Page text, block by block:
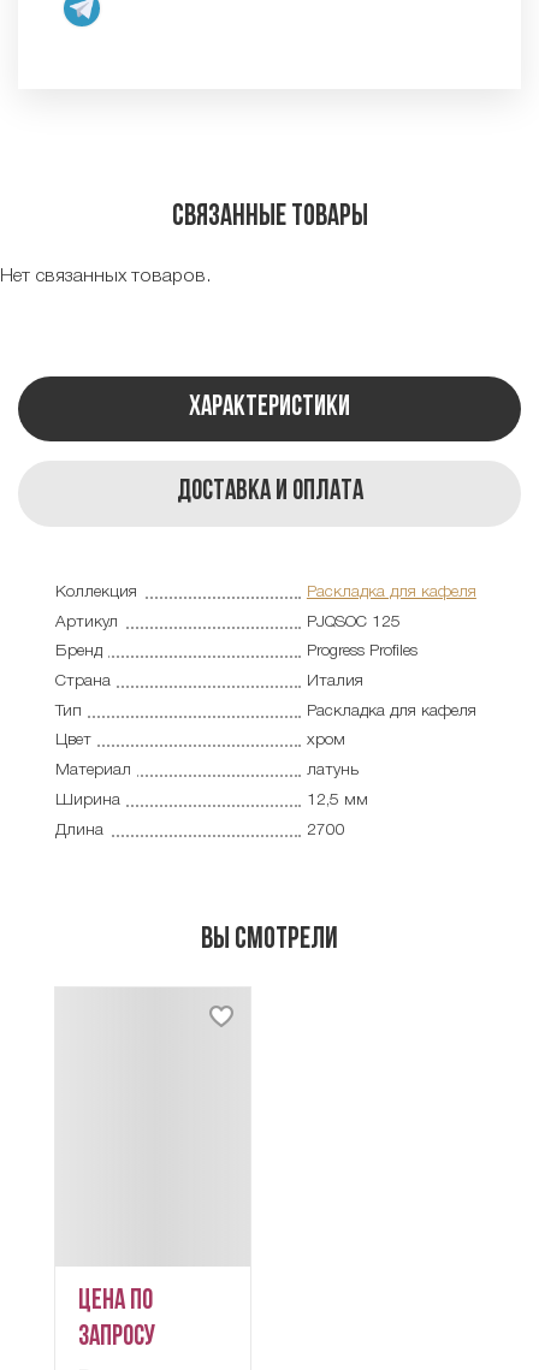
Связанные товары
Нет связанных товаров.
Характеристики
Доставка и оплата
Коллекция
Раскладка для кафеля
Артикул
PJQSOC 125
Бренд
Progress Profiles
Страна
Италия
Тип
Раскладка для кафеля
Цвет
хром
Материал
латунь
Ширина
12,5 мм
Длина
2700
Вы смотрели
Цена по
запросу